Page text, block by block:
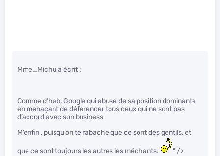
Mme_Michu a écrit :
Comme d’hab, Google qui abuse de sa position dominante
en menaçant de déférencer tous ceux qui ne sont pas
d’accord avec son business
M’enfin , puisqu’on te rabache que ce sont des gentils, et
que ce sont toujours les autres les méchants. " />